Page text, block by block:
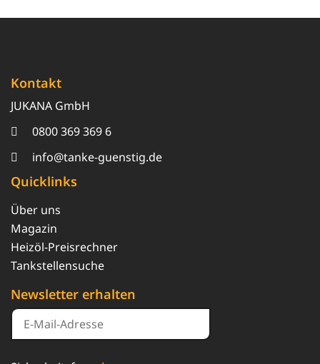
Kontakt
JUKANA GmbH
0800 369 369 6
info@tanke-guenstig.de
Quicklinks
Über uns
Magazin
Heizöl-Preisrechner
Tankstellensuche
Newsletter erhalten